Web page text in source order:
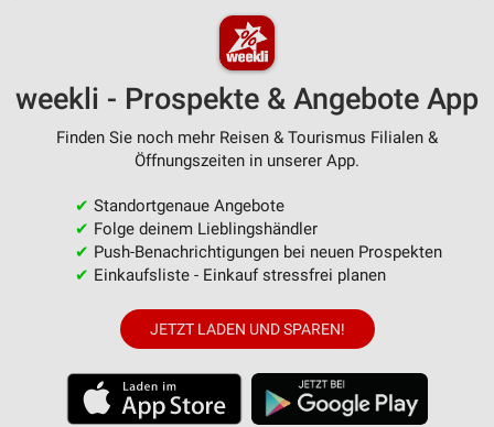
weekli - Prospekte & Angebote App
Finden Sie noch mehr Reisen & Tourismus Filialen &
Öffnungszeiten in unserer App.
✔ Standortgenaue Angebote
✔ Folge deinem Lieblingshändler
✔ Push-Benachrichtigungen bei neuen Prospekten
✔ Einkaufsliste - Einkauf stressfrei planen
JETZT LADEN UND SPAREN!